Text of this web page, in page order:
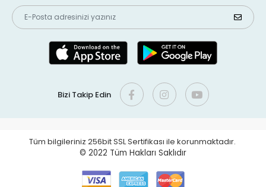
Bizi Takip Edin
Tüm bilgileriniz 256bit SSL Sertifikası ile korunmaktadır.
© 2022 Tüm Hakları Saklıdır